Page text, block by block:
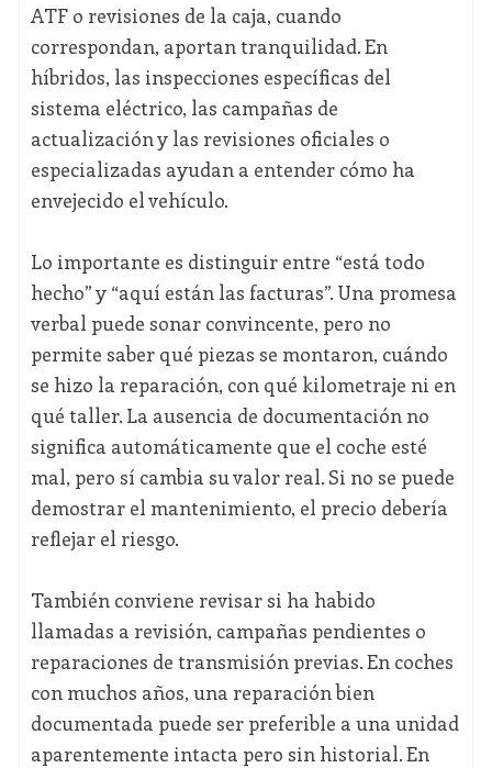
ATF o revisiones de la caja, cuando
correspondan, aportan tranquilidad. En
híbridos, las inspecciones específicas del
sistema eléctrico, las campañas de
actualización y las revisiones oficiales o
especializadas ayudan a entender cómo ha
envejecido el vehículo.
Lo importante es distinguir entre “está todo
hecho” y “aquí están las facturas”. Una promesa
verbal puede sonar convincente, pero no
permite saber qué piezas se montaron, cuándo
se hizo la reparación, con qué kilometraje ni en
qué taller. La ausencia de documentación no
significa automáticamente que el coche esté
mal, pero sí cambia su valor real. Si no se puede
demostrar el mantenimiento, el precio debería
reflejar el riesgo.
También conviene revisar si ha habido
llamadas a revisión, campañas pendientes o
reparaciones de transmisión previas. En coches
con muchos años, una reparación bien
documentada puede ser preferible a una unidad
aparentemente intacta pero sin historial. En